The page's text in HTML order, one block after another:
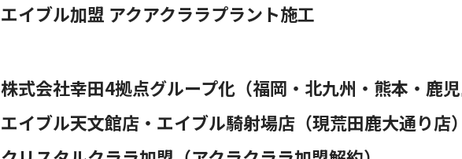
エイブル加盟 アクアクララプラント施工
株式会社幸田4拠点グループ化（福岡・北九州・熊本・鹿
エイブル天文館店・エイブル騎射場店（現荒田鹿大通り店